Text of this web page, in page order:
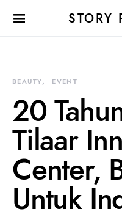
STORY
BEAUTY EVENT
20
Tilaar
Center,
Untuk